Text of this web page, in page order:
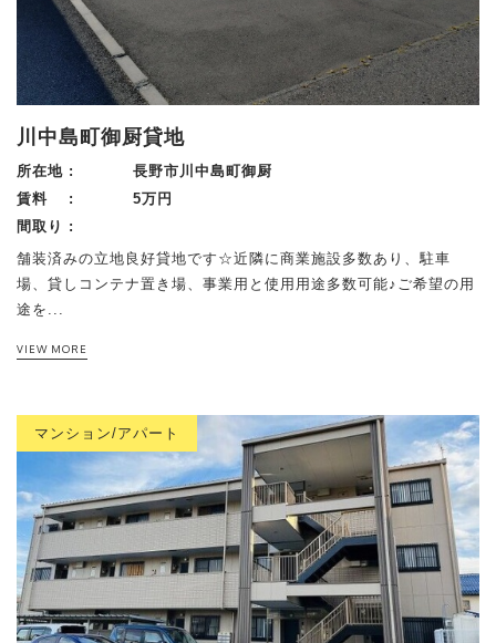
川中島町御厨貸地
所在地 :
長野市川中島町御厨
賃料 :
5万円
間取り :
舗装済みの立地良好貸地です☆近隣に商業施設多数あり、駐車
場、貸しコンテナ置き場、事業用と使用用途多数可能♪ご希望の用
途を...
VIEW MORE
マンション/アパート